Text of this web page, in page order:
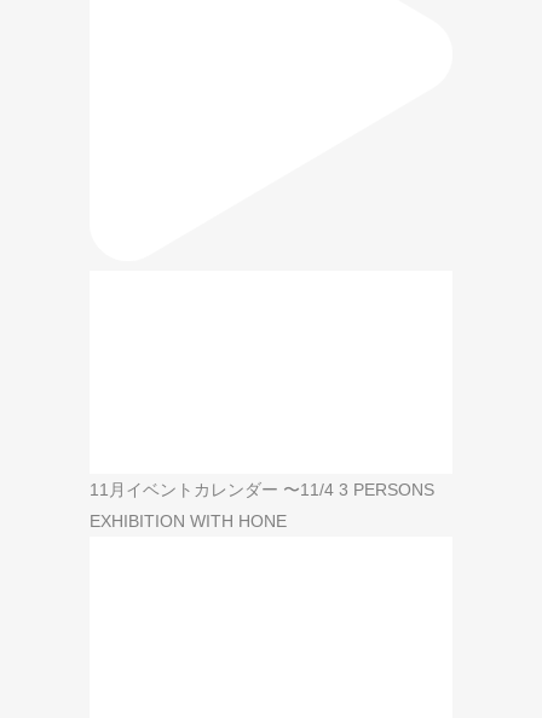
11月イベントカレンダー 〜11/4 3 PERSONS
EXHIBITION WITH HONE